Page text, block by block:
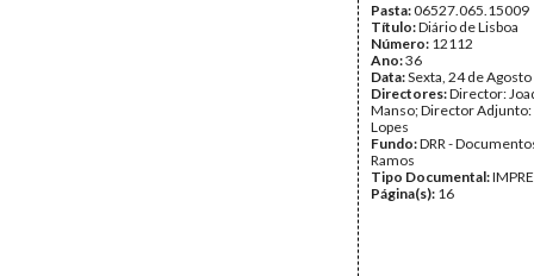
Pasta:06527.065.15009
Título:Diário de Lisboa
Número: 12112
Ano:36
Data:Sexta, 24 de
Directores:Director:
Manso; Director
Lopes
Fundo:DRR -
Ramos
Tipo Documental:
Página(s): 16